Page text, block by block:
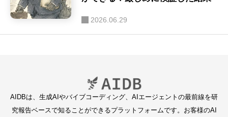
2026.06.29
AIDBは、生成AIやバイブコーディング、AIエージェントの最前線を研
究報告ベースで知ることができるプラットフォームです。お客様のAI